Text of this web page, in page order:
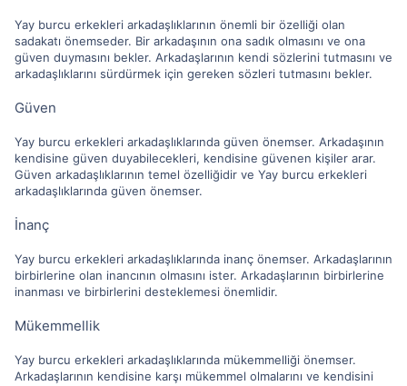
Yay burcu erkekleri arkadaşlıklarının önemli bir özelliği olan
sadakatı önemseder. Bir arkadaşının ona sadık olmasını ve ona
güven duymasını bekler. Arkadaşlarının kendi sözlerini tutmasını ve
arkadaşlıklarını sürdürmek için gereken sözleri tutmasını bekler.
Güven
Yay burcu erkekleri arkadaşlıklarında güven önemser. Arkadaşının
kendisine güven duyabilecekleri, kendisine güvenen kişiler arar.
Güven arkadaşlıklarının temel özelliğidir ve Yay burcu erkekleri
arkadaşlıklarında güven önemser.
İnanç
Yay burcu erkekleri arkadaşlıklarında inanç önemser. Arkadaşlarının
birbirlerine olan inancının olmasını ister. Arkadaşlarının birbirlerine
inanması ve birbirlerini desteklemesi önemlidir.
Mükemmellik
Yay burcu erkekleri arkadaşlıklarında mükemmelliği önemser.
Arkadaşlarının kendisine karşı mükemmel olmalarını ve kendisini